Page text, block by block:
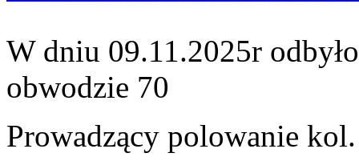
W dniu 09.11.2025r
obwodzie 70
Prowadzący polowanie